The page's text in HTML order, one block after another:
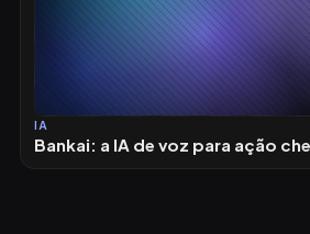
IA
Bankai: a IA de voz para ação